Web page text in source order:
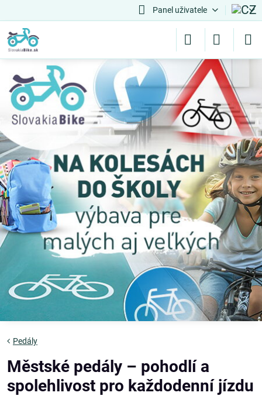
Panel uživatele
Pedály
Městské pedály – pohodlí a
spolehlivost pro každodenní jízdu